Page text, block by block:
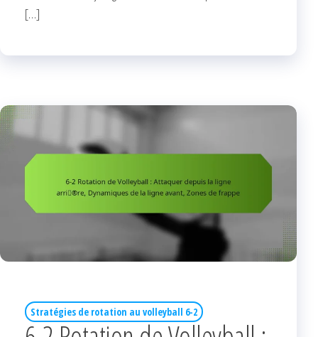
[…]
Stratégies de rotation au volleyball 6-2